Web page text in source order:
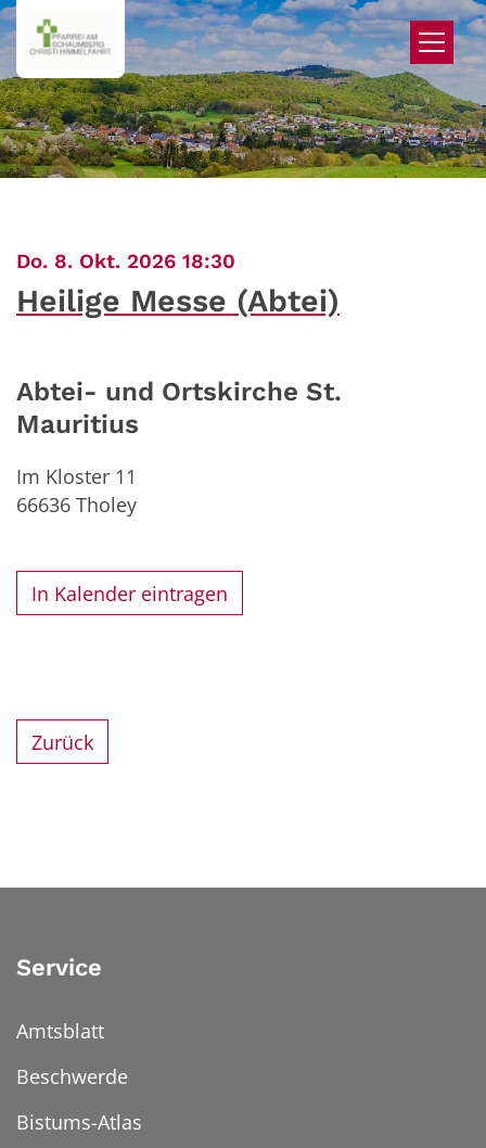
Zum Inhalt springen
Do. 8. Okt. 2026 18:30
Heilige Messe (Abtei)
Abtei- und Ortskirche St.
Mauritius
Im Kloster 11
66636 Tholey
In Kalender eintragen
Zurück
Service
Amtsblatt
Beschwerde
Bistums-Atlas